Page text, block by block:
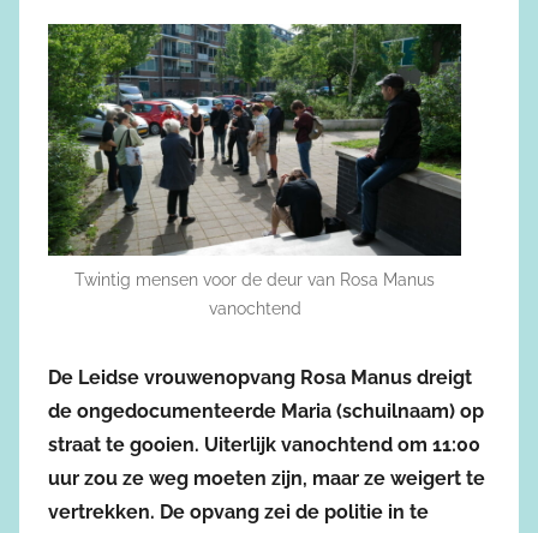
Twintig mensen voor de deur van Rosa Manus
vanochtend
De Leidse vrouwenopvang Rosa Manus dreigt
de ongedocumenteerde Maria (schuilnaam) op
straat te gooien. Uiterlijk vanochtend om 11:00
uur zou ze weg moeten zijn, maar ze weigert te
vertrekken. De opvang zei de politie in te